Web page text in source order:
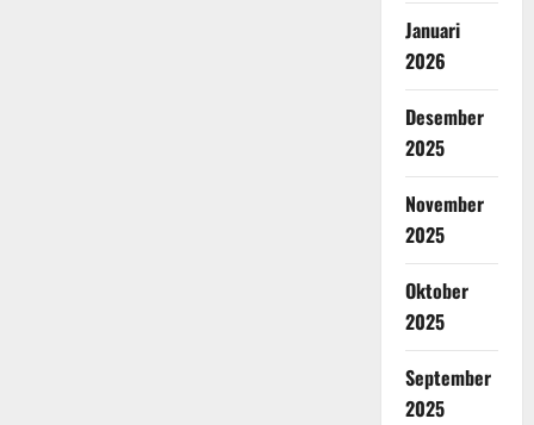
Januari
2026
Desember
2025
November
2025
Oktober
2025
September
2025